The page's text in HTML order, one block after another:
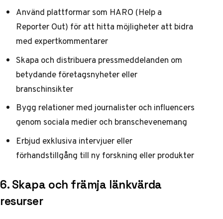
Använd plattformar som HARO (Help a
Reporter Out) för att hitta möjligheter att bidra
med expertkommentarer
Skapa och distribuera pressmeddelanden om
betydande företagsnyheter eller
branschinsikter
Bygg relationer med journalister och influencers
genom sociala medier och branschevenemang
Erbjud exklusiva intervjuer eller
förhandstillgång till ny forskning eller produkter
6. Skapa och främja länkvärda
resurser